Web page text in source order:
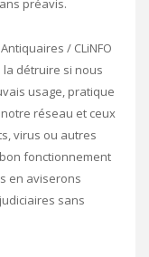
préavis.
/ CLiNFO
détruire si nous
usage, pratique
réseau et ceux
virus ou autres
fonctionnement
en aviserons
sans